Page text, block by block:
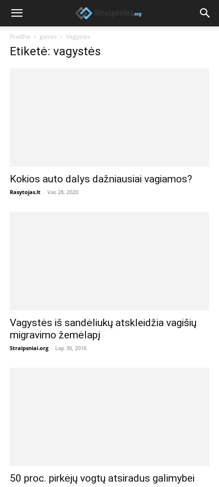
Pradžia gairės Vagystės
Etiketė: vagystės
Kokios auto dalys dažniausiai vagiamos?
Rasytojas.lt - Vas 28, 2020
Vagystės iš sandėliukų atskleidžia vagišių
migravimo žemėlapį
Straipsniai.org - Lap 30, 2016
50 proc. pirkėjų vogtų atsiradus galimybei